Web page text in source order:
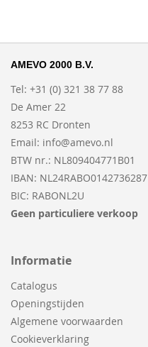
AMEVO 2000 B.V.
Tel: +31 (0) 321 38 77 88
De Amer 22
8253 RC Dronten
Email: info@amevo.nl
BTW nr.: NL809404771B01
IBAN: NL24RABO0142736287
BIC: RABONL2U
Geen particuliere verkoop
Informatie
Catalogus
Openingstijden
Algemene voorwaarden
Cookieverklaring